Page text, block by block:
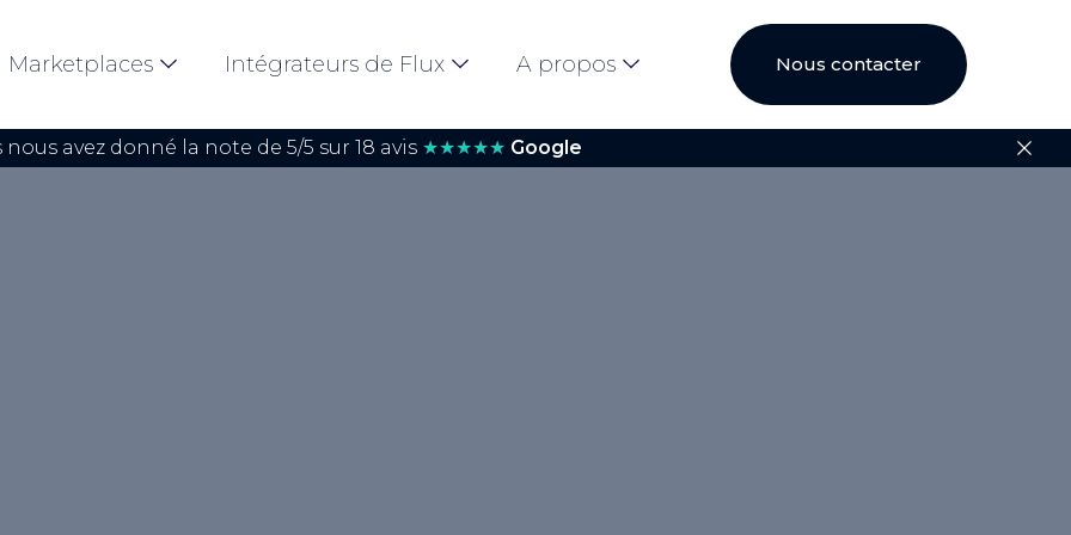
Marketplaces Intégrateurs de Flux A propos Nous contacter
nous avez donné la note de 5/5 sur 18 avis ★★★★★ Google